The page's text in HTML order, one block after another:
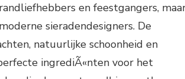
en feestgangers,
sieradendesigners. De
natuurlijke schoonheid en
ingrediÃ«nten voor het